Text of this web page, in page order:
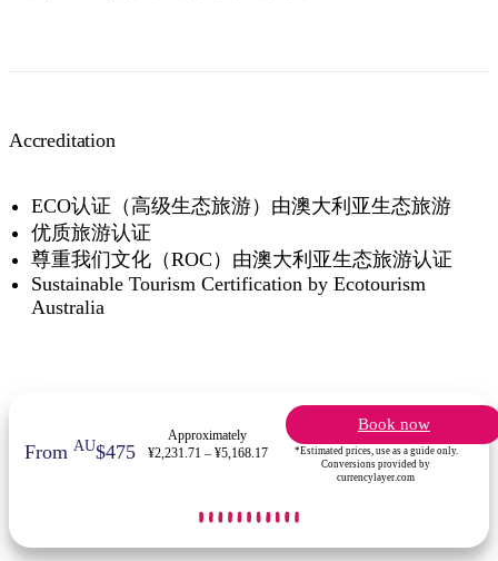
Accreditation
ECO认证（高级生态旅游）由澳大利亚生态旅游
优质旅游认证
尊重我们文化（ROC）由澳大利亚生态旅游认证
Sustainable Tourism Certification by Ecotourism
Australia
FromAU$475
Approximately
¥2,231.71 – ¥5,168.17
Book now
*Estimated prices, use as a guide only.
Conversions provided by
currencylayer.com